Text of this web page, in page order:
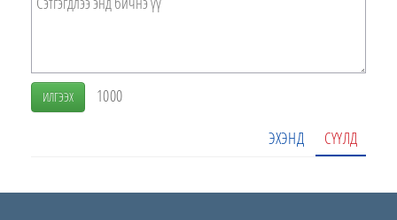
ИЛГЭЭХ 1000
ЭХЭНД СҮҮЛД